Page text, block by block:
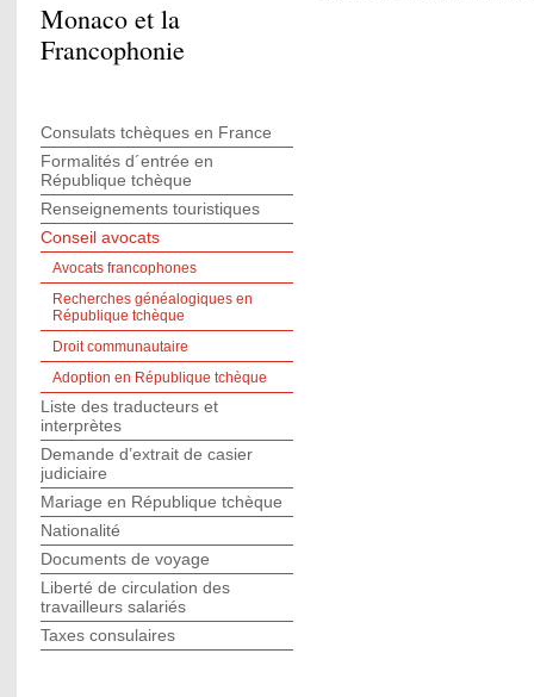
Monaco et la
Francophonie
Consulats tchèques en France
Formalités d´entrée en
République tchèque
Renseignements touristiques
Conseil avocats
Avocats francophones
Recherches généalogiques en
République tchèque
Droit communautaire
Adoption en République tchèque
Liste des traducteurs et
interprètes
Demande d’extrait de casier
judiciaire
Mariage en République tchèque
Nationalité
Documents de voyage
Liberté de circulation des
travailleurs salariés
Taxes consulaires